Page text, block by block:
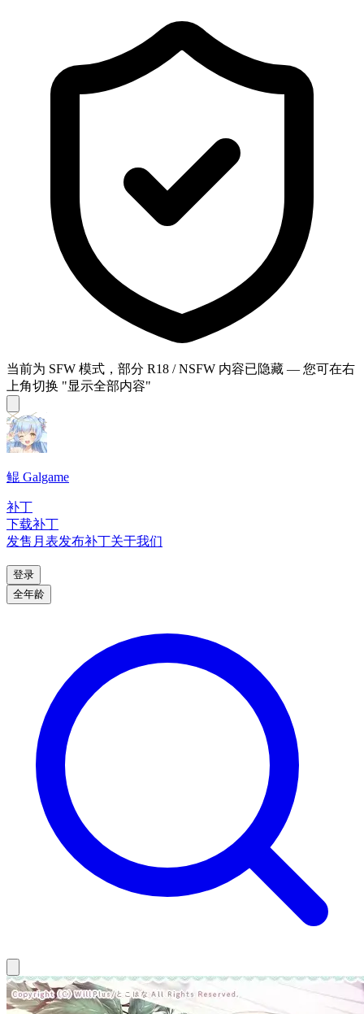
当前为 SFW 模式，部分 R18 / NSFW 内容已隐藏 — 您可在右
上角切换 "显示全部内容"
鲲 Galgame
补丁
下载补丁
发售月表发布补丁关于我们
登录
全年龄